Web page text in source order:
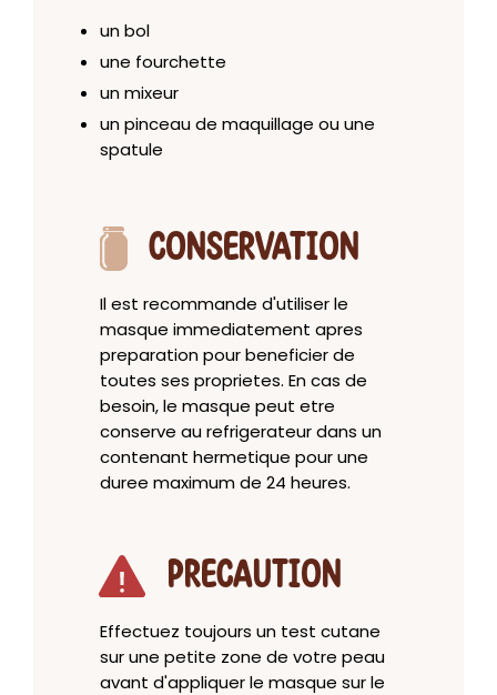
un bol
une fourchette
un mixeur
un pinceau de maquillage ou une
spatule
CONSERVATION
Il est recommande d'utiliser le
masque immediatement apres
preparation pour beneficier de
toutes ses proprietes. En cas de
besoin, le masque peut etre
conserve au refrigerateur dans un
contenant hermetique pour une
duree maximum de 24 heures.
PRECAUTION
Effectuez toujours un test cutane
sur une petite zone de votre peau
avant d'appliquer le masque sur le